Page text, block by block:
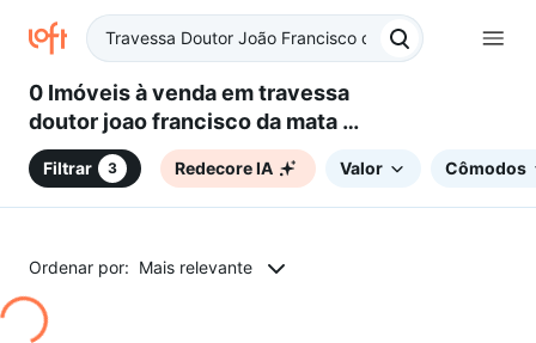
0 Imóveis à venda em travessa
doutor joao francisco da mata -
Icaraí, Niterói, RJ
Filtrar 3 Redecore IA Valor Cômodos
Ordenar por: Mais relevante